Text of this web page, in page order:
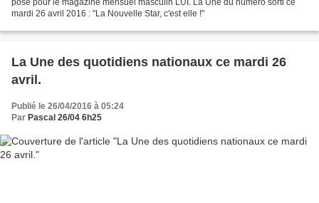
pose pour le magazine mensuel masculin LUI. La Une du numéro sorti ce
mardi 26 avril 2016 : "La Nouvelle Star, c'est elle !"
La Une des quotidiens nationaux ce mardi 26
avril.
Publié le 26/04/2016 à 05:24
Par Pascal 26/04 6h25